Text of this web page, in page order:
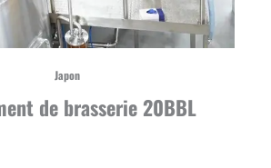
Japon
de brasserie 20BBL